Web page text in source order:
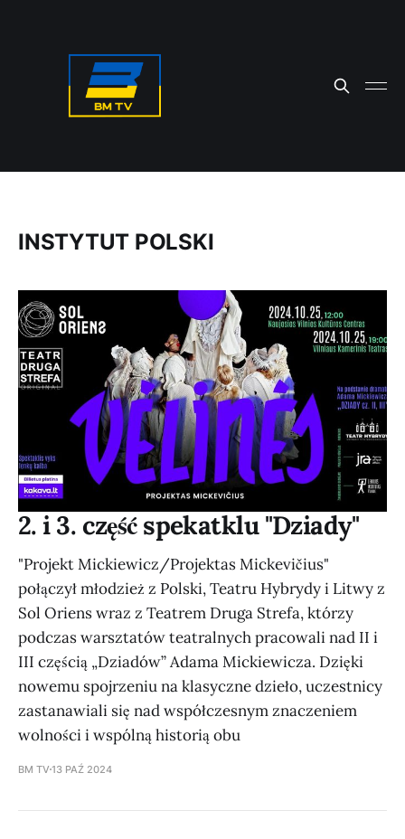
INSTYTUT POLSKI
2. i 3. część spekatklu "Dziady"
"Projekt Mickiewicz/Projektas Mickevičius"
połączył młodzież z Polski, Teatru Hybrydy i Litwy z
Sol Oriens wraz z Teatrem Druga Strefa, którzy
podczas warsztatów teatralnych pracowali nad II i
III częścią „Dziadów” Adama Mickiewicza. Dzięki
nowemu spojrzeniu na klasyczne dzieło, uczestnicy
zastanawiali się nad współczesnym znaczeniem
wolności i wspólną historią obu
BM TV13 PAŹ 2024